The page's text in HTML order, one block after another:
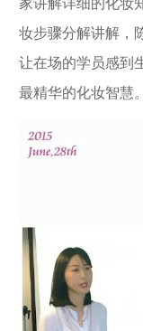
家讲解详细的化妆
妆步骤分解讲解，
让在场的学员感到
最精华的化妆智慧